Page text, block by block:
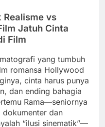
Realisme vs
Jatuh Cinta
Film
yang tumbuh
romansa Hollywood
cinta harus punya
dan ending bahagia
Rama—seniornya
dan
“ilusi sinematik”—